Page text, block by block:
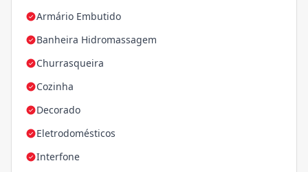
Armário Embutido
Banheira Hidromassagem
Churrasqueira
Cozinha
Decorado
Eletrodomésticos
Interfone